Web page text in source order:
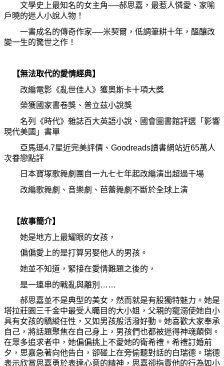
文學史上最知名的女主角──郝思嘉，最惹人憐愛、家喻
戶曉的迷人小說人物！
一書成名的傳奇作家──米契爾，低調筆耕十年，醞釀改
變一生的驚世之作！
【無法取代的愛情經典】
改編電影《亂世佳人》獲奧斯卡十項大獎
榮獲國家書卷獎 、普立茲小說獎
名列《時代》雜誌百大英語小說、國會圖書館評選「影響
現代美國」書單
亞馬遜4.7星近完美評價、Goodreads讀書網站近65萬人
次眷戀點評
日本寶塚歌舞劇團自一九七七年起改編演出超過千場
改編歌舞劇、音樂劇、芭蕾舞劇不斷於全球上演
【故事簡介】
她是地方上最耀眼的女孩，
偏偏愛上的是打算另娶他人的男孩。
她並不知道，緊接在愛情難題之後的，
是一連串的戰亂與離別……
郝思嘉並不是典型的美女，然而就是有股獨特魅力。 她是
塔拉莊園三千金中最受人矚目的大小姐，父親的寵溺使她自小
具有女孩的驕縱任性，又如男孩般活潑好動。 她喜歡大家奉承
自己，將話題聚焦在自己身上，男孩們也都被迷得神魂顛倒。
在眾多追求者中， 她偏偏挑上不愛她的衛希禮。希禮訂婚前
夕，思嘉急著向他告白，卻碰上在旁偷聽對話的白瑞德。瑞德
表示欣賞思嘉勇於表達心意的精神，思嘉卻指責他的行為如小